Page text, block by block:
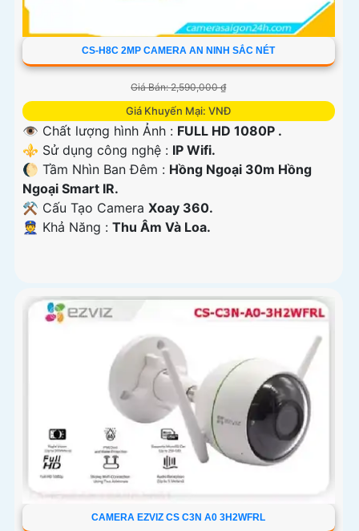
CS-H8C 2MP CAMERA AN NINH SẮC NÉT
Giá Bán: 2,590,000 ₫
Giá Khuyến Mại: VNĐ
👁 Chất lượng hình Ảnh : FULL HD 1080P .
⚜️ Sử dụng công nghệ : IP Wifi.
🌔 Tầm Nhìn Ban Đêm : Hồng Ngoại 30m Hồng
Ngoại Smart IR.
⚒ Cấu Tạo Camera Xoay 360.
️👮 Khả Năng : Thu Âm Và Loa.
CAMERA EZVIZ CS C3N A0 3H2WFRL